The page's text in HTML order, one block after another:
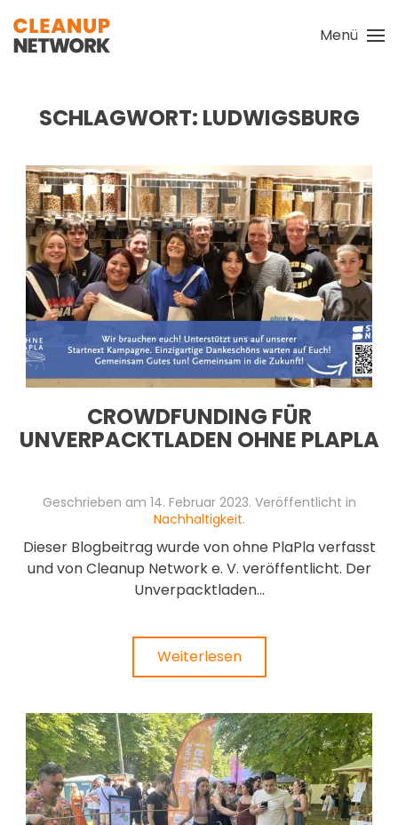
Zum Hauptinhalt springen
Menü
SCHLAGWORT: LUDWIGSBURG
CROWDFUNDING FÜR
UNVERPACKTLADEN OHNE PLAPLA
Geschrieben am 14. Februar 2023. Veröffentlicht in
Nachhaltigkeit.
Dieser Blogbeitrag wurde von ohne PlaPla verfasst
und von Cleanup Network e. V. veröffentlicht. Der
Unverpacktladen...
Weiterlesen